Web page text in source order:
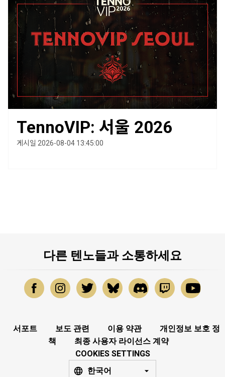
TennoVIP: 서울 2026
게시일 2026-08-04 13:45:00
다른 텐노들과 소통하세요
서포트 보도 관련 이용 약관
개인정보 보호 정
책
최종 사용자 라이선스 계약
COOKIES SETTINGS
한국어